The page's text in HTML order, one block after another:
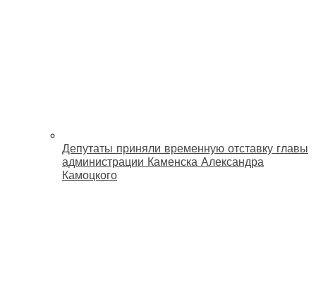
Депутаты приняли временную отставку главы
администрации Каменска Александра
Камоцкого